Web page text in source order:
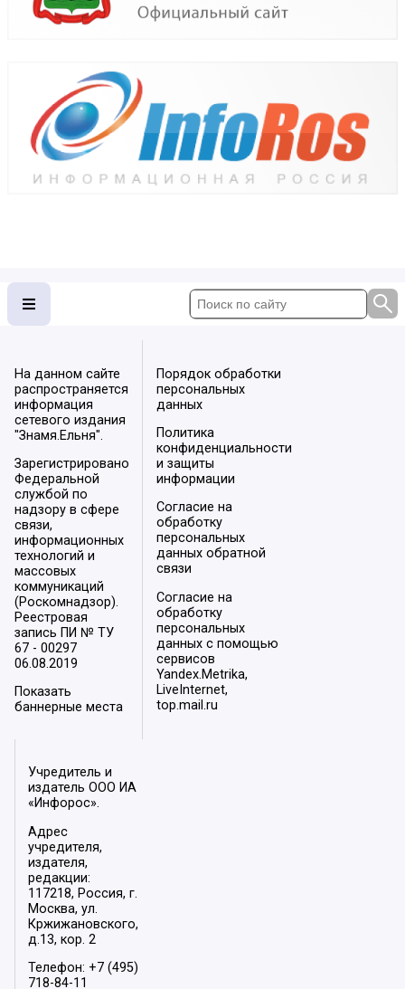
На данном сайте
распространяется
информация
сетевого издания
"Знамя.Ельня".
Зарегистрировано
Федеральной
службой по
надзору в сфере
связи,
информационных
технологий и
массовых
коммуникаций
(Роскомнадзор).
Реестровая
запись ПИ № ТУ
67 - 00297
06.08.2019
Показать
баннерные места
Порядок обработки
персональных
данных
Политика
конфиденциальности
и защиты
информации
Согласие на
обработку
персональных
данных обратной
связи
Согласие на
обработку
персональных
данных с помощью
сервисов
Yandex.Metrika,
LiveInternet,
top.mail.ru
Учредитель и
издатель ООО ИА
«Инфорос».
Адрес
учредителя,
издателя,
редакции:
117218, Россия, г.
Москва, ул.
Кржижановского,
д.13, кор. 2
Телефон: +7 (495)
718-84-11